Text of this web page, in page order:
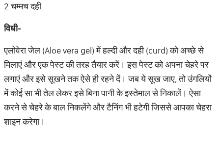
2 चम्मच दही
विधी-
एलोवेरा जेल (Aloe vera gel) में हल्दी और दही (curd) को अच्छे से
मिलाएं और एक पेस्ट की तरह तैयार करें। इस पेस्ट को अपना चेहरे पर
लगाएं और इसे सूखने तक ऐसे ही रहने दें। जब ये सूख जाए, तो उंगलियों
में कोई सा भी तेल लेकर इसे बिना पानी के इस्तेमाल से निकालें। ऐसा
करने से चेहरे के बाल निकलेंगे और टैनिंग भी हटेगी जिससे आपका चेहरा
शाइन करेगा।